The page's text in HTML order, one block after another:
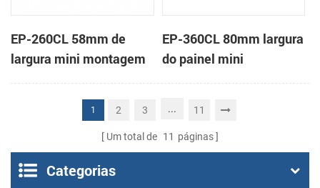
EP-260CL 58mm de
largura mini montagem
em painel impressora
térmica com a auto-
EP-360CL 80mm largura
do painel mini
impressora térmica com
1 2 3 ... 11
Um total de 11 páginas
Categorias